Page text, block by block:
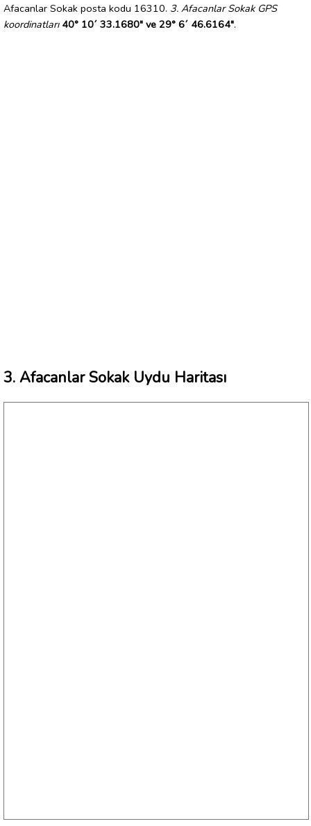
Afacanlar Sokak posta kodu 16310. 3. Afacanlar Sokak GPS
koordinatları 40° 10´ 33.1680" ve 29° 6´ 46.6164".
3. Afacanlar Sokak Uydu Haritası